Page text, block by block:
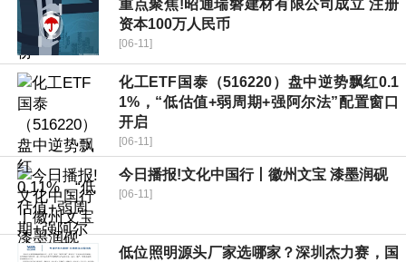
重点聚焦!昭通瑞磐建材有限公司成立 注册
资本100万人民币
[06-11]
化工ETF国泰（516220）盘中逆势飘红0.1
1%，“低估值+弱周期+强阿尔法”配置窗口
开启
[06-11]
今日播报!文化中国行丨徽州文宝 漆墨润砚
[06-11]
低位照明源头厂家选哪家？深圳杰力赛，国